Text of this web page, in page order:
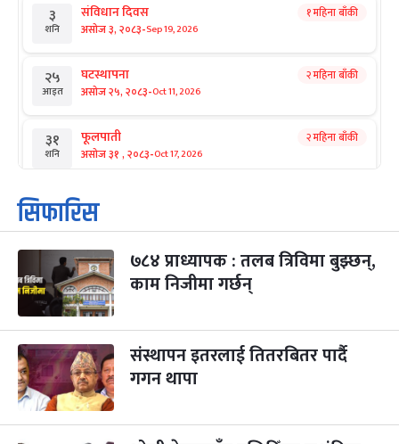
३
शनि
संविधान दिवस
असोज ३, २०८३-Sep 19, 2026
१ महिना बाँकी
२५
आइत
घटस्थापना
असोज २५, २०८३-Oct 11, 2026
२ महिना बाँकी
३१
शनि
फूलपाती
असोज ३१ , २०८३-Oct 17, 2026
२ महिना बाँकी
१
आइत
कार्तिक सङ्क्रान्ति
कार्तिक १, २०८३
३
मंगल
महानवमी
कार्तिक ३, २०८३-Oct 20, 2026
२ महिना बाँकी
४
बुध कार्तिक ४, २०८३
५
बिहि
पापा‌ङ्कुशा एकादशी व्रत
कार्तिक ५, २०८३
सिफारिस
७८४ प्राध्यापक : तलब त्रिविमा बुझ्छन्,
काम निजीमा गर्छन्
संस्थापन इतरलाई तितरबितर पार्दै
गगन थापा